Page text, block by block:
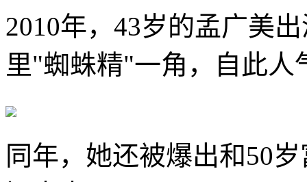
2010年，43岁的孟广美
里"蜘蛛精"一角，自此人
同年，她还被爆出和50